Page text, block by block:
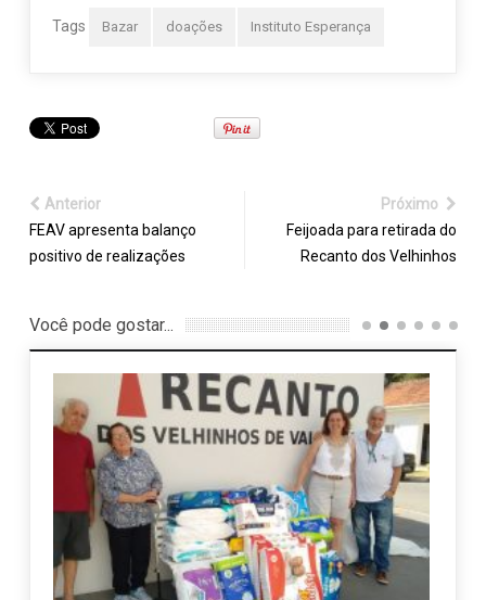
Tags Bazar doações Instituto Esperança
Anterior
FEAV apresenta balanço
positivo de realizações
Próximo
Feijoada para retirada do
Recanto dos Velhinhos
Você pode gostar...